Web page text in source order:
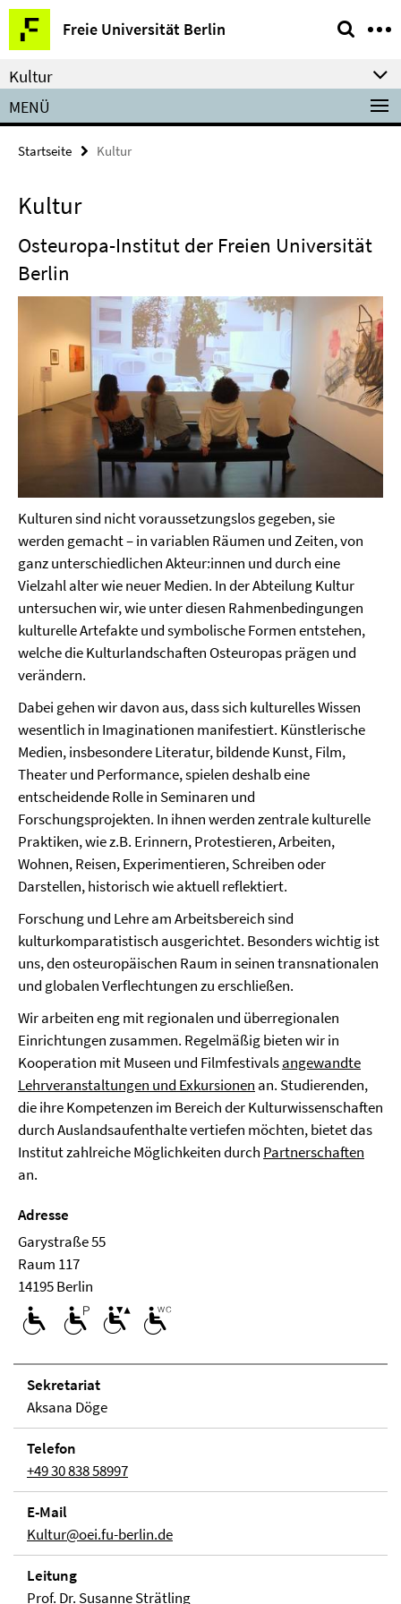
Springe
direkt
zu
Inhalt
Freie Universität Berlin
Service-
Navigation
Kultur
MENÜ
Startseite Kultur
Kultur
Osteuropa-Institut der Freien Universität
Berlin
Kulturen sind nicht voraussetzungslos gegeben, sie
werden gemacht – in variablen Räumen und Zeiten, von
ganz unterschiedlichen Akteur:innen und durch eine
Vielzahl alter wie neuer Medien. In der Abteilung Kultur
untersuchen wir, wie unter diesen Rahmenbedingungen
kulturelle Artefakte und symbolische Formen entstehen,
welche die Kulturlandschaften Osteuropas prägen und
verändern.
Dabei gehen wir davon aus, dass sich kulturelles Wissen
wesentlich in Imaginationen manifestiert. Künstlerische
Medien, insbesondere Literatur, bildende Kunst, Film,
Theater und Performance, spielen deshalb eine
entscheidende Rolle in Seminaren und
Forschungsprojekten. In ihnen werden zentrale kulturelle
Praktiken, wie z.B. Erinnern, Protestieren, Arbeiten,
Wohnen, Reisen, Experimentieren, Schreiben oder
Darstellen, historisch wie aktuell reflektiert.
Forschung und Lehre am Arbeitsbereich sind
kulturkomparatistisch ausgerichtet. Besonders wichtig ist
uns, den osteuropäischen Raum in seinen transnationalen
und globalen Verflechtungen zu erschließen.
Wir arbeiten eng mit regionalen und überregionalen
Einrichtungen zusammen. Regelmäßig bieten wir in
Kooperation mit Museen und Filmfestivalsangewandte
Lehrveranstaltungen und Exkursionen an. Studierenden,
die ihre Kompetenzen im Bereich der Kulturwissenschaften
durch Auslandsaufenthalte vertiefen möchten, bietet das
Institut zahlreiche Möglichkeiten durch Partnerschaften
an.
Adresse
Garystraße 55
Raum 117
14195 Berlin
Se­kre­ta­ri­at
Aksana Döge
Telefon
+49 30 838 58997
E-Mail
Kultur@oei.fu-berlin.de
Lei­tung
Prof. Dr. Susanne Strätling